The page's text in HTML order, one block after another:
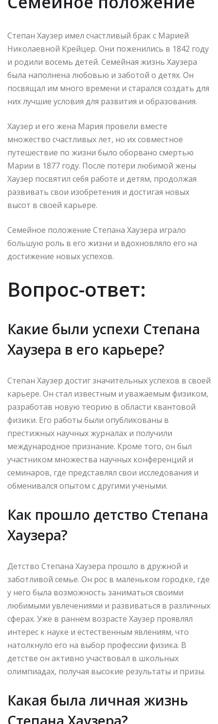
Степан Хаузер имел счастливый брак с Марией
Николаевной Крейцер. Они поженились в 1842 году
и родили восемь детей. Семейная жизнь Хаузера
была наполнена любовью и заботой о детях. Он
посвящал им много времени и старался создать для
них лучшие условия для развития и образования.
Хаузер и его жена Мария провели вместе
множество счастливых лет, но их совместное
путешествие по жизни было оборвано смертью
Марии в 1877 году. После потери любимой жены
Хаузер посвятил себя работе и детям, продолжая
развивать свои изобретения и достигая новых
высот в своей карьере.
Семейное положение Степана Хаузера играло
большую роль в его жизни и вдохновляло его на
достижение новых успехов.
Вопрос-ответ:
Какие были успехи Степана
Хаузера в его карьере?
Степан Хаузер достиг значительных успехов в своей
карьере. Он стал известным и уважаемым физиком,
разработав новую теорию в области квантовой
физики. Его работы были опубликованы в
престижных научных журналах и получили
международное признание. Кроме того, он был
участником множества научных конференций и
семинаров, где представлял свои исследования и
обменивался опытом с другими учеными.
Как прошло детство Степана
Хаузера?
Детство Степана Хаузера прошло в дружной и
заботливой семье. Он рос в маленьком городке, где
у него была возможность заниматься своими
любимыми увлечениями и развиваться в различных
сферах. Уже в раннем возрасте Хаузер проявлял
интерес к науке и естественным явлениям, что
натолкнуло его на выбор профессии физика. В
детстве он активно участвовал в школьных
олимпиадах, получая высокие результаты и призы.
Какая была личная жизнь